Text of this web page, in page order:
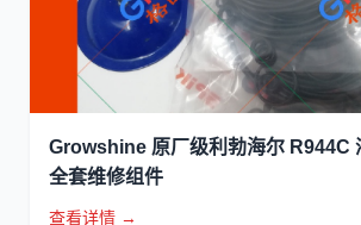
Growshine 原厂级利勃海尔 R944C
全套维修组件
查看详情 →